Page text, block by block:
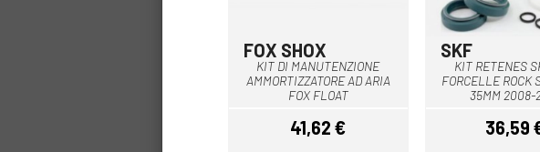
Multiplo
FOX SHOX
KIT DI MANUTENZIONE
AMMORTIZZATORE AD ARIA
FOX FLOAT
Prezzo
41,62 €
SKF
KIT RETENES
FORCELLE ROCK
35MM 2008-
36,59